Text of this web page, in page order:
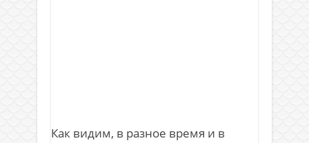
Как видим, в разное время и в